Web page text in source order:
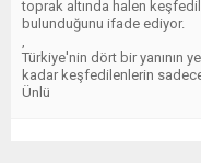
toprak altında halen
bulunduğunu ifade ediyor.
Türkiye'nin dört bir yanının
kadar keşfedilenlerin
Ünlü